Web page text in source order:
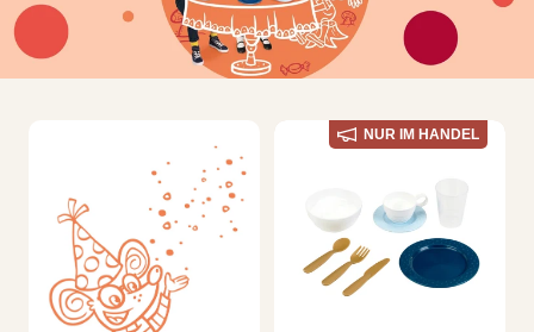
NUR IM HANDEL